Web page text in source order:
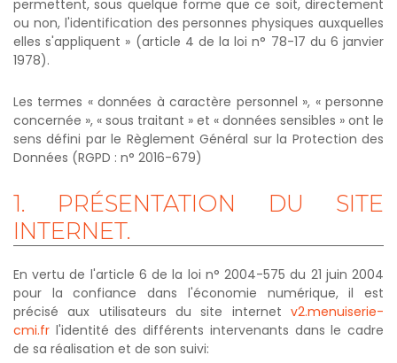
permettent, sous quelque forme que ce soit, directement
ou non, l'identification des personnes physiques auxquelles
elles s'appliquent » (article 4 de la loi n° 78-17 du 6 janvier
1978).
Les termes « données à caractère personnel », « personne
concernée », « sous traitant » et « données sensibles » ont le
sens défini par le Règlement Général sur la Protection des
Données (RGPD : n° 2016-679)
1. PRÉSENTATION DU
SITE
INTERNET.
En vertu de l'article 6 de la loi n° 2004-575 du 21 juin 2004
pour la confiance dans l'économie numérique, il est
précisé aux utilisateurs du site internet v2.menuiserie-
cmi.fr l'identité des différents intervenants dans le cadre
de sa réalisation et de son suivi: